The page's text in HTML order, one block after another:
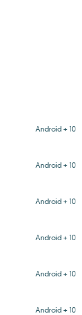
Android + 10
Android + 10
Android + 10
Android + 10
Android + 10
Android + 10